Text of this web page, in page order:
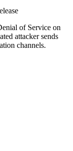
of Service on
attacker sends
channels.